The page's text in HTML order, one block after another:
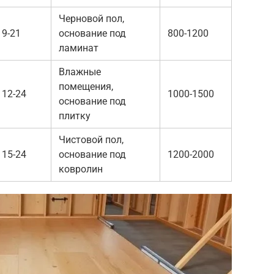
9-21
Черновой пол,
основание под
ламинат
800-1200
12-24
Влажные
помещения,
основание под
плитку
1000-1500
15-24
Чистовой пол,
основание под
ковролин
1200-2000